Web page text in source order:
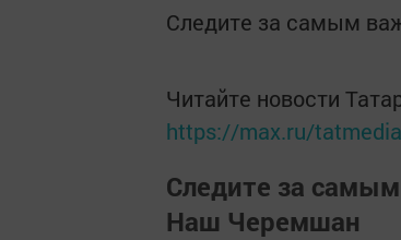
Следите за самым
Читайте новости
https://max.ru/tatmedia
Следите за
Наш Черемшан